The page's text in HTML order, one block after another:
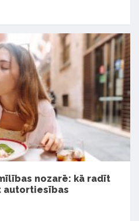
nozarē: kā radīt
autortiesības